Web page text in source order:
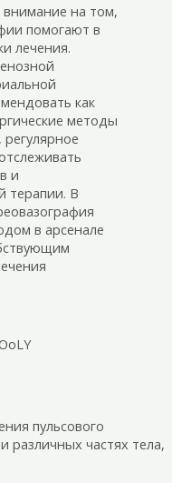
на том,
помогают в
лечения.
как
методы
и
терапии. В
в арсенале
пульсового
различных частях тела,